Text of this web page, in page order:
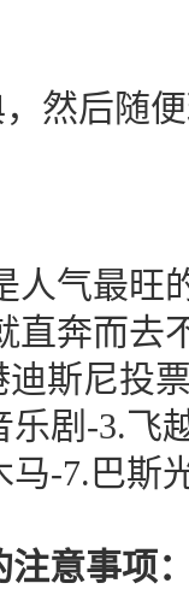
后随便
气最旺
直奔而去
斯尼投
剧-3.飞
-7.巴斯
意事项